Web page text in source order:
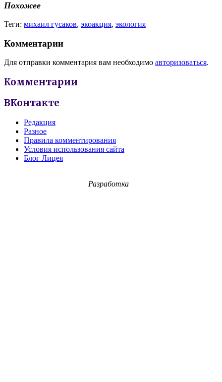
Похожее
Теги: михаил гусаков, экоакция, экология
Комментарии
Для отправки комментария вам необходимо авторизоваться.
Комментарии
ВКонтакте
Редакция
Разное
Правила комментирования
Условия использования сайта
Блог Лицея
Разработка